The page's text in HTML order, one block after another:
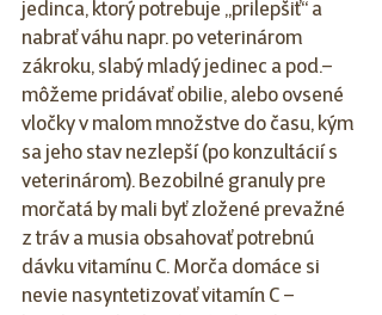
jedinca, ktorý potrebuje „prilepšiť“ a
nabrať váhu napr. po veterinárom
zákroku, slabý mladý jedinec a pod.–
môžeme pridávať obilie, alebo ovsené
vločky v malom množstve do času, kým
sa jeho stav nezlepší (po konzultácií s
veterinárom). Bezobilné granuly pre
morčatá by mali byť zložené prevažné
z tráv a musia obsahovať potrebnú
dávku vitamínu C. Morča domáce si
nevie nasyntetizovať vitamín C –